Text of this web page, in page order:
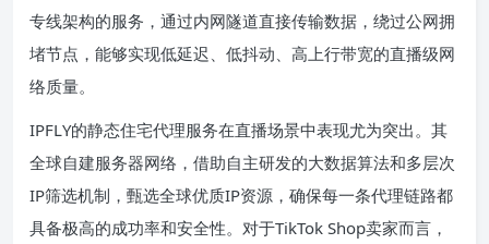
专线架构的服务，通过内网隧道直接传输数据，绕过公网拥
堵节点，能够实现低延迟、低抖动、高上行带宽的直播级网
络质量。
IPFLY的静态住宅代理服务在直播场景中表现尤为突出。其
全球自建服务器网络，借助自主研发的大数据算法和多层次
IP筛选机制，甄选全球优质IP资源，确保每一条代理链路都
具备极高的成功率和安全性。对于TikTok Shop卖家而言，